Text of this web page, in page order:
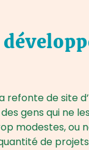
refonte de site
gens qui ne
modestes, ou
de projets